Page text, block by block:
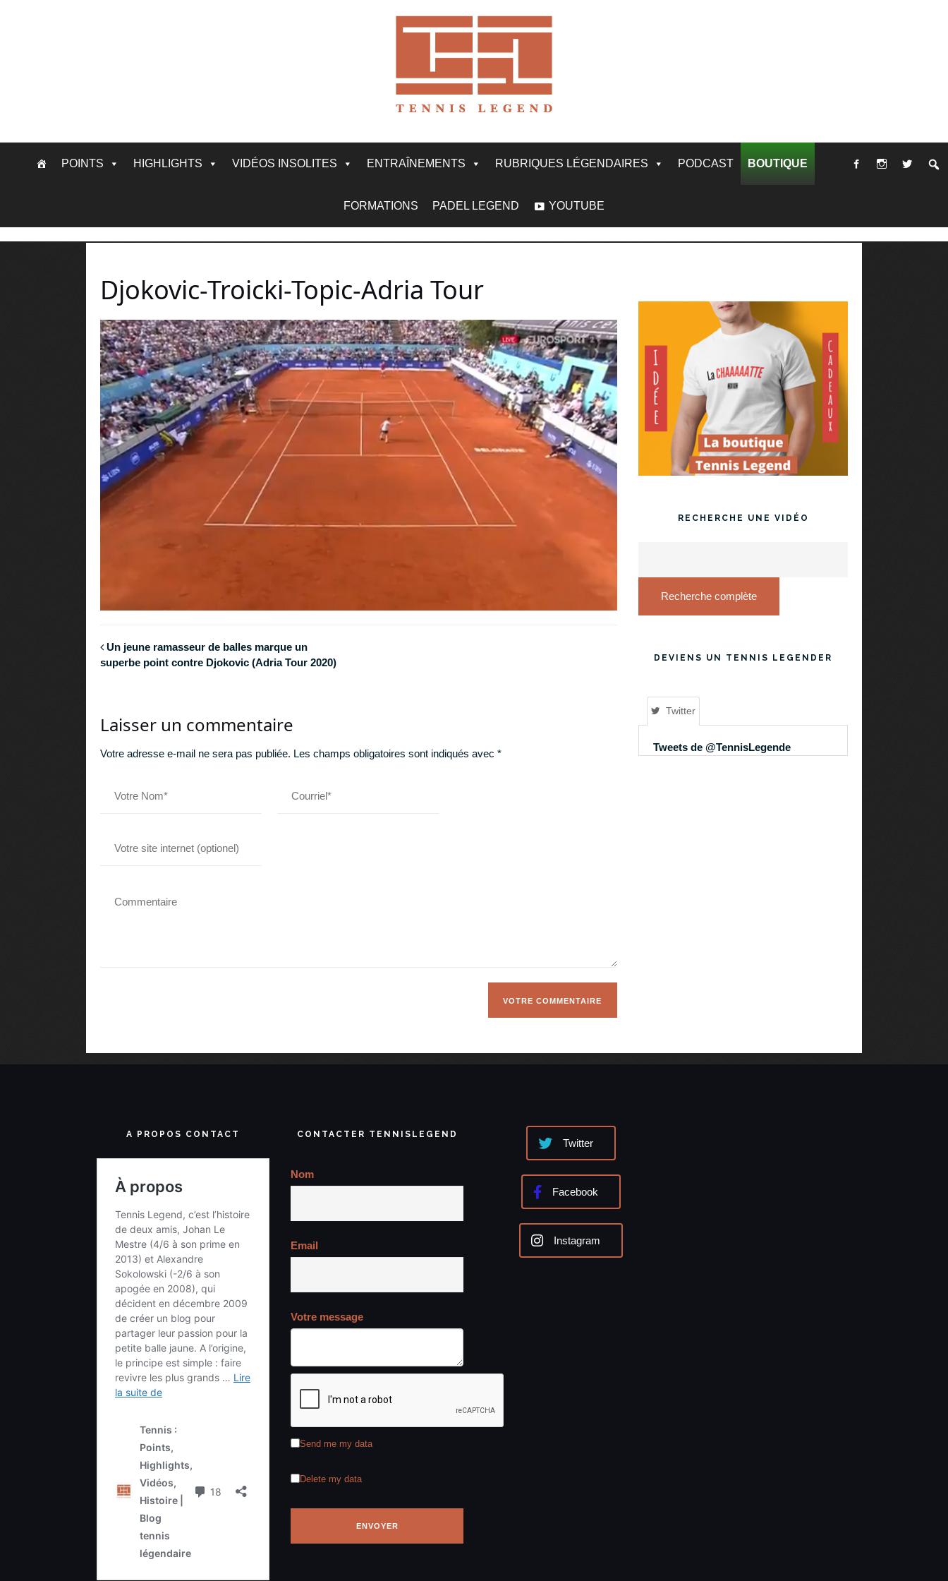
POINTS HIGHLIGHTS VIDÉOS INSOLITES ENTRAÎNEMENTS RUBRIQUES LÉGENDAIRES PODCAST BOUTIQUE
FORMATIONS PADEL LEGEND YOUTUBE
Djokovic-Troicki-Topic-Adria Tour
Un jeune ramasseur de balles marque un
superbe point contre Djokovic (Adria Tour 2020)
Laisser un commentaire
Votre adresse e-mail ne sera pas publiée. Les champs obligatoires sont indiqués avec *
RECHERCHE UNE VIDÉO
Recherche complète
DEVIENS UN TENNIS LEGENDER
Twitter
Tweets de @TennisLegende
A PROPOS CONTACT CONTACTER TENNISLEGEND
Nom
Email
Votre message
Send me my data
Delete my data
Twitter
Facebook
Instagram